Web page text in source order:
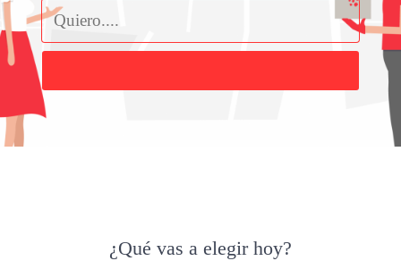
¿Qué vas a elegir hoy?